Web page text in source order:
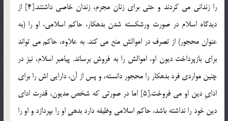
را زندانى مى كردند و حتى براى زنان مجرم، زندان خاصى داشتند.[4] از
ديدگاه اسلام در صورت ورشكسته شدن بدهكار، حاكم اسلامى، او را (به
عنوان محجور) از تصرف در اموالش منع مى كند. به علاوه، حاكم مى تواند
براى بازپرداخت ديون او، اموالش را به فروش برساند. پيامبر اسلام، نيز در
چنين مواردي فرد بدهکار را محجور دانسته، و پس از آن، دارايى اش را براى
ادايِ دين او مي فروخت.[5] اما در صورتى كه شخص مديون، قدرت اداى
دين خود را نداشته باشد، حاكم اسلامى وظيفه دارد بدهيِ او را بپردازد و او را